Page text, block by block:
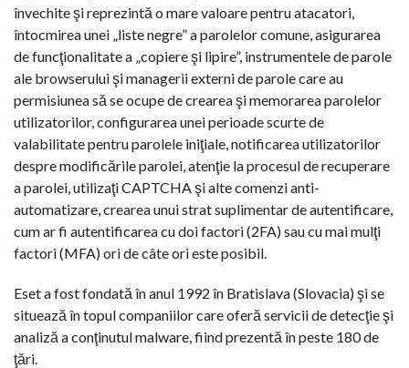
învechite şi reprezintă o mare valoare pentru atacatori,
întocmirea unei „liste negre” a parolelor comune, asigurarea
de funcţionalitate a „copiere şi lipire”, instrumentele de parole
ale browserului şi managerii externi de parole care au
permisiunea să se ocupe de crearea şi memorarea parolelor
utilizatorilor, configurarea unei perioade scurte de
valabilitate pentru parolele iniţiale, notificarea utilizatorilor
despre modificările parolei, atenţie la procesul de recuperare
a parolei, utilizaţi CAPTCHA şi alte comenzi anti-
automatizare, crearea unui strat suplimentar de autentificare,
cum ar fi autentificarea cu doi factori (2FA) sau cu mai mulţi
factori (MFA) ori de câte ori este posibil.
Eset a fost fondată în anul 1992 în Bratislava (Slovacia) şi se
situează în topul companiilor care oferă servicii de detecţie şi
analiză a conţinutul malware, fiind prezentă în peste 180 de
ţări.